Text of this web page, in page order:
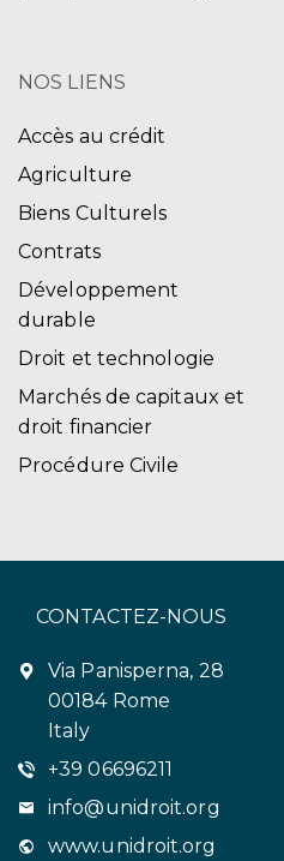
NOS LIENS
Accès au crédit
Agriculture
Biens Culturels
Contrats
Développement
durable
Droit et technologie
Marchés de capitaux et
droit financier
Procédure Civile
CONTACTEZ-NOUS
Via Panisperna, 28
00184 Rome
Italy
+39 06696211
info@unidroit.org
www.unidroit.org